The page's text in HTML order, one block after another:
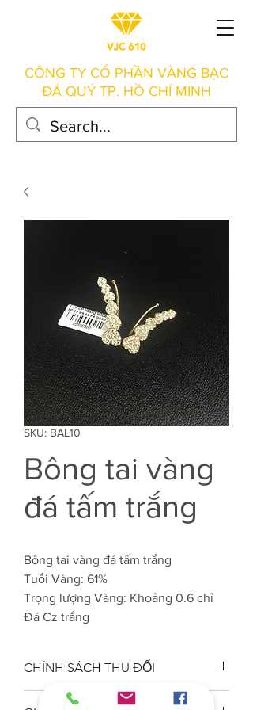
CÔNG TY CỔ PHẦN VÀNG BẠC
ĐÁ QUÝ TP. HỒ CHÍ MINH
SKU: BAL10
Bông tai vàng
đá tấm trắng
Bông tai vàng đá tấm trắng
Tuổi Vàng: 61%
Trọng lượng Vàng: Khoảng 0.6 chỉ
Đá Cz trắng
CHÍNH SÁCH THU ĐỔI
Công ty VJC 610 đảm bảo chất